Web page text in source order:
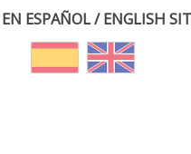
ESPAÑOL / ENGLISH